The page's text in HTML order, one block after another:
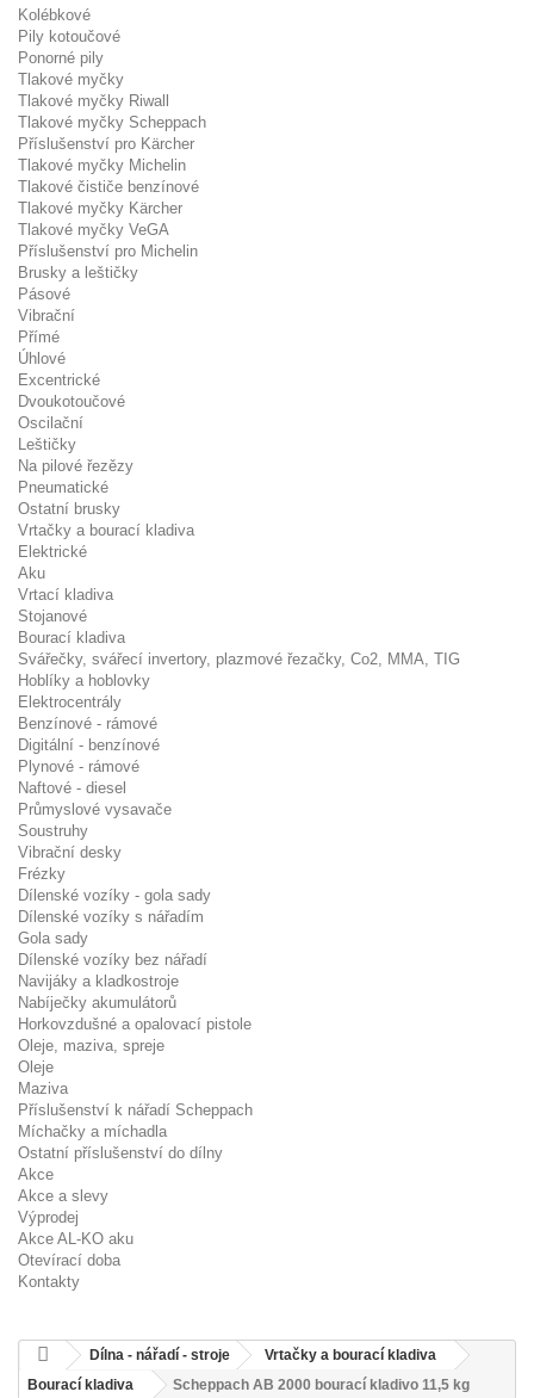
Kolébkové
Pily kotoučové
Ponorné pily
Tlakové myčky
Tlakové myčky Riwall
Tlakové myčky Scheppach
Příslušenství pro Kärcher
Tlakové myčky Michelin
Tlakové čističe benzínové
Tlakové myčky Kärcher
Tlakové myčky VeGA
Příslušenství pro Michelin
Brusky a leštičky
Pásové
Vibrační
Přímé
Úhlové
Excentrické
Dvoukotoučové
Oscilační
Leštičky
Na pilové řezězy
Pneumatické
Ostatní brusky
Vrtačky a bourací kladiva
Elektrické
Aku
Vrtací kladiva
Stojanové
Bourací kladiva
Svářečky, svářecí invertory, plazmové řezačky, Co2, MMA, TIG
Hoblíky a hoblovky
Elektrocentrály
Benzínové - rámové
Digitální - benzínové
Plynové - rámové
Naftové - diesel
Průmyslové vysavače
Soustruhy
Vibrační desky
Frézky
Dílenské vozíky - gola sady
Dílenské vozíky s nářadím
Gola sady
Dílenské vozíky bez nářadí
Navijáky a kladkostroje
Nabíječky akumulátorů
Horkovzdušné a opalovací pistole
Oleje, maziva, spreje
Oleje
Maziva
Příslušenství k nářadí Scheppach
Míchačky a míchadla
Ostatní příslušenství do dílny
Akce
Akce a slevy
Výprodej
Akce AL-KO aku
Otevírací doba
Kontakty
Dílna - nářadí - stroje
Vrtačky a bourací kladiva
Bourací kladiva
Scheppach AB 2000 bourací kladivo 11,5 kg